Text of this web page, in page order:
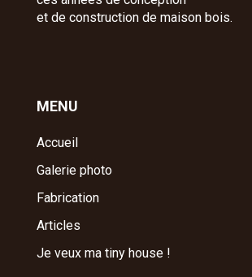
et de construction de maison bois.
MENU
Accueil
Galerie photo
Fabrication
Articles
Je veux ma tiny house !